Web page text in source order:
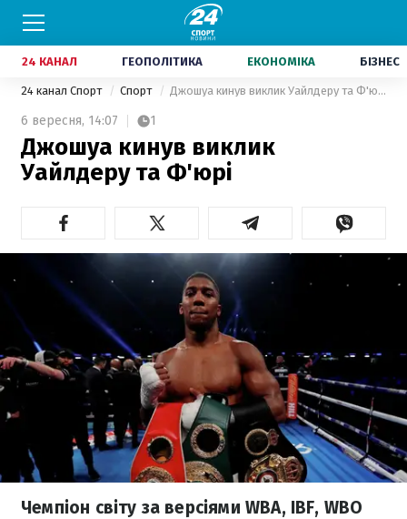
24 КАНАЛ ГЕОПОЛІТИКА ЕКОНОМІКА БІЗНЕС
24 канал Спорт Спорт Джошуа кинув виклик Уайлдеру та Ф'юрі
6 вересня, 14:07 1
Джошуа кинув виклик
Уайлдеру та Ф'юрі
Чемпіон світу за версіями WBA, IBF, WBO